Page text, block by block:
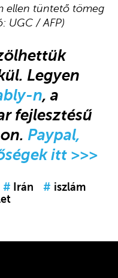
ellen tüntető tömeg
UGC / AFP)
Legyen
n, a
fejlesztésű
Paypal,
itt >>>
# Irán # iszlám